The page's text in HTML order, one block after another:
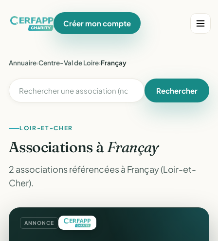
Créer mon compte
Annuaire›Centre-Val de Loire›Françay
Rechercher
LOIR-ET-CHER
Associations àFrançay
2 associations référencées à Françay (Loir-et-
Cher).
ANNONCE